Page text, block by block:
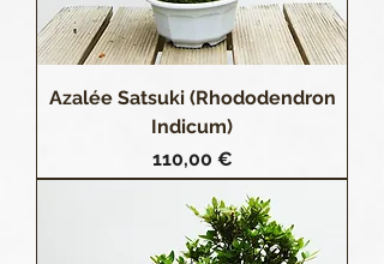
Azalée Satsuki (Rhododendron
Indicum)
Prix
110,00 €